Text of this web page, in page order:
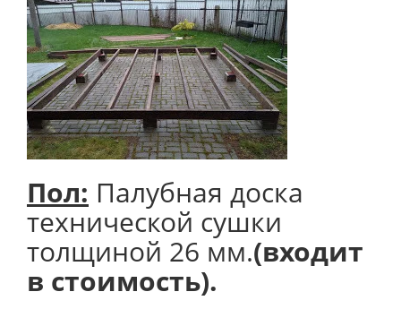
Пол: Палубная доска
технической сушки
толщиной 26 мм.(входит
в стоимость).